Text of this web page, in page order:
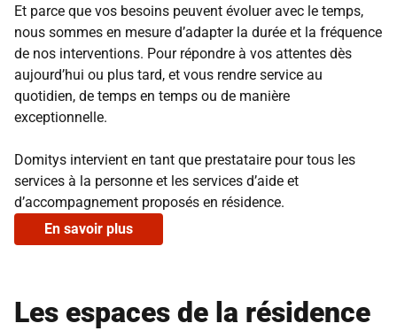
Et parce que vos besoins peuvent évoluer avec le temps,
nous sommes en mesure d’adapter la durée et la fréquence
de nos interventions. Pour répondre à vos attentes dès
aujourd’hui ou plus tard, et vous rendre service au
quotidien, de temps en temps ou de manière
exceptionnelle.
Domitys intervient en tant que prestataire pour tous les
services à la personne et les services d’aide et
d’accompagnement proposés en résidence.
En savoir plus
Les espaces de la résidence